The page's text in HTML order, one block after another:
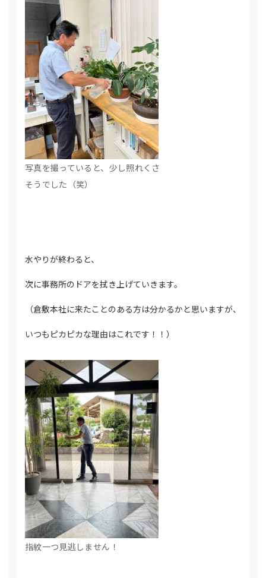
写真を撮っていると、少し照れくさ
そうでした（笑）
水やりが終わると、
次に事務所のドアを拭き上げていきます。
（倉敷本社に来たことのある方は分かるかと思いますが、
いつもピカピカな理由はこれです！！）
指紋一つ見逃しません！